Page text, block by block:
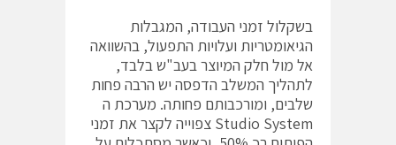
בשקלול זמני העבודה, המגבלות
הגיאומטריות ועלויות התפעול, בהשוואה
אל מול חלק המיוצר בעב"ש בלבד,
לתהליך המשלב הדפסה יש הרבה פחות
שלבים, ומורכבותם פחותה. מערכת ה
Studio System צפוייה לקצר את זמני